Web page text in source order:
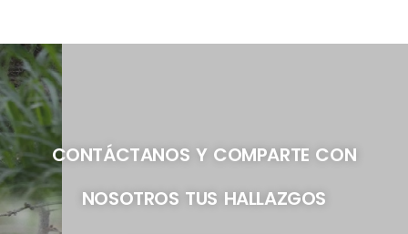
CONTÁCTANOS Y COMPARTE CON
NOSOTROS TUS HALLAZGOS